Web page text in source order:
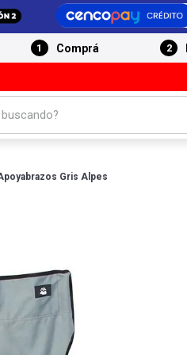
Comprá
Gris Alpes